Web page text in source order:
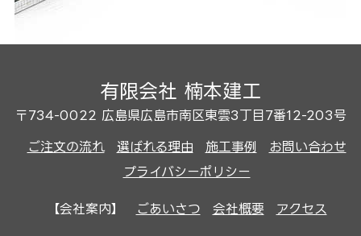
有限会社 楠本建工
〒734-0022 広島県広島市南区東雲3丁目7番12-203号
ご注文の流れ 選ばれる理由 施工事例
お問い合わせ
プライバシーポリシー
【会社案内】 ごあいさつ 会社概要 アクセス